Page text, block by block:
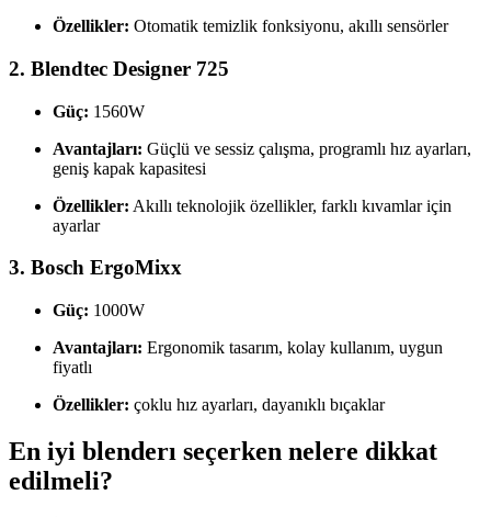
Özellikler: Otomatik temizlik fonksiyonu, akıllı sensörler
2. Blendtec Designer 725
Güç: 1560W
Avantajları: Güçlü ve sessiz çalışma, programlı hız ayarları,
geniş kapak kapasitesi
Özellikler: Akıllı teknolojik özellikler, farklı kıvamlar için
ayarlar
3. Bosch ErgoMixx
Güç: 1000W
Avantajları: Ergonomik tasarım, kolay kullanım, uygun
fiyatlı
Özellikler: çoklu hız ayarları, dayanıklı bıçaklar
En iyi blenderı seçerken nelere dikkat
edilmeli?